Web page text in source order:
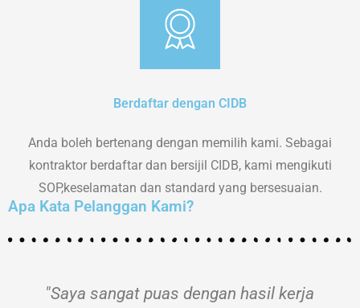
Berdaftar dengan CIDB
Anda boleh bertenang dengan memilih kami. Sebagai
kontraktor berdaftar dan bersijil CIDB, kami mengikuti
SOP,keselamatan dan standard yang bersesuaian.
Apa Kata Pelanggan Kami?
"Saya sangat puas dengan hasil kerja